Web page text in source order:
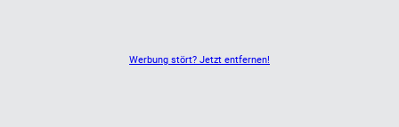
Werbung stört? Jetzt entfernen!